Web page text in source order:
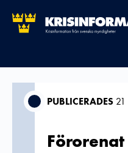
PUBLICERADES